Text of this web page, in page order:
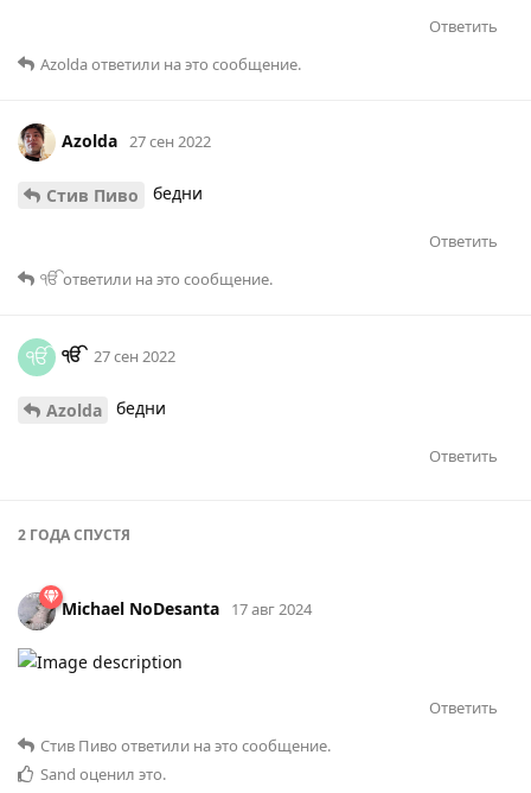
Ответить
Azoldaответили на это сообщение.
Azolda 27 сен 2022
Стив Пиво бедни
Ответить
ੴответили на это сообщение.
ੴ ੴ 27 сен 2022
Azolda бедни
Ответить
2 ГОДАСПУСТЯ
Michael NoDesanta 17 авг 2024
Ответить
Стив Пиво ответили на это сообщение.
Sаnd оценил это.